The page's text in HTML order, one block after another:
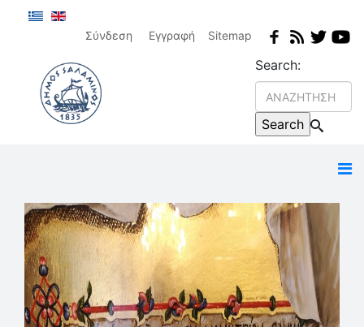
Σύνδεση Εγγραφή Sitemap
Search: